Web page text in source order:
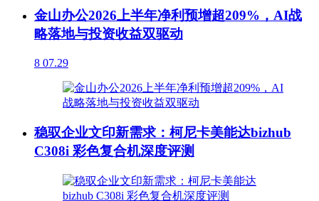
金山办公2026上半年净利预增超209%，AI战
略落地与投资收益双驱动
8 07.29
稳驭企业文印新需求：柯尼卡美能达bizhub
C308i 彩色复合机深度评测